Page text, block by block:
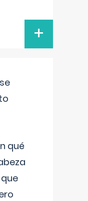
+
qué